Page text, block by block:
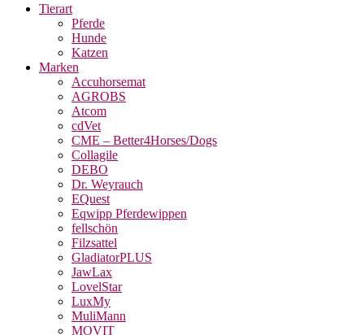
Tierart
Pferde
Hunde
Katzen
Marken
Accuhorsemat
AGROBS
Atcom
cdVet
CME – Better4Horses/Dogs
Collagile
DEBO
Dr. Weyrauch
EQuest
Eqwipp Pferdewippen
fellschön
Filzsattel
GladiatorPLUS
JawLax
LovelStar
LuxMy
MuliMann
MOVIT